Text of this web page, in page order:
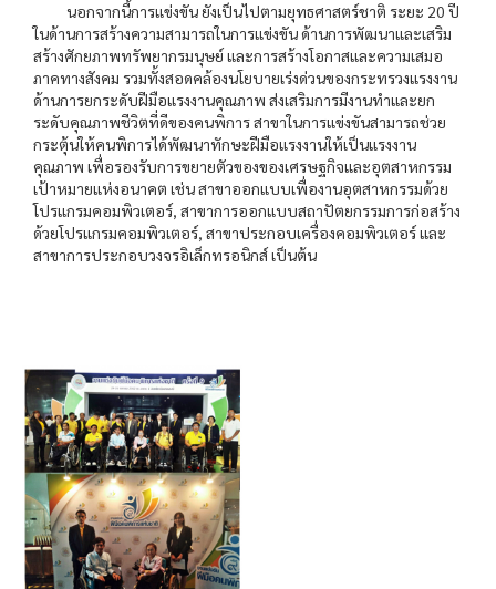
นอกจากนี้การแข่งขัน ยังเป็นไปตามยุทธศาสตร์ชาติ ระยะ 20 ปี
ในด้านการสร้างความสามารถในการแข่งขัน ด้านการพัฒนาและเสริม
สร้างศักยภาพทรัพยากรมนุษย์ และการสร้างโอกาสและความเสมอ
ภาคทางสังคม รวมทั้งสอดคล้องนโยบายเร่งด่วนของกระทรวงแรงงาน
ด้านการยกระดับฝีมือแรงงานคุณภาพ ส่งเสริมการมีงานทำและยก
ระดับคุณภาพชีวิตที่ดีของคนพิการ สาขาในการแข่งขันสามารถช่วย
กระตุ้นให้คนพิการได้พัฒนาทักษะฝีมือแรงงานให้เป็นแรงงาน
คุณภาพ เพื่อรองรับการขยายตัวของของเศรษฐกิจและอุตสาหกรรม
เป้าหมายแห่งอนาคต เช่น สาขาออกแบบเพื่องานอุตสาหกรรมด้วย
โปรแกรมคอมพิวเตอร์, สาขาการออกแบบสถาปัตยกรรมการก่อสร้าง
ด้วยโปรแกรมคอมพิวเตอร์, สาขาประกอบเครื่องคอมพิวเตอร์ และ
สาขาการประกอบวงจรอิเล็กทรอนิกส์ เป็นต้น